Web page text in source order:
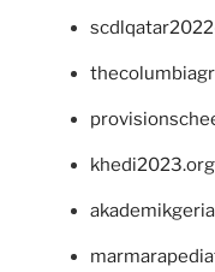
khedi2023.org